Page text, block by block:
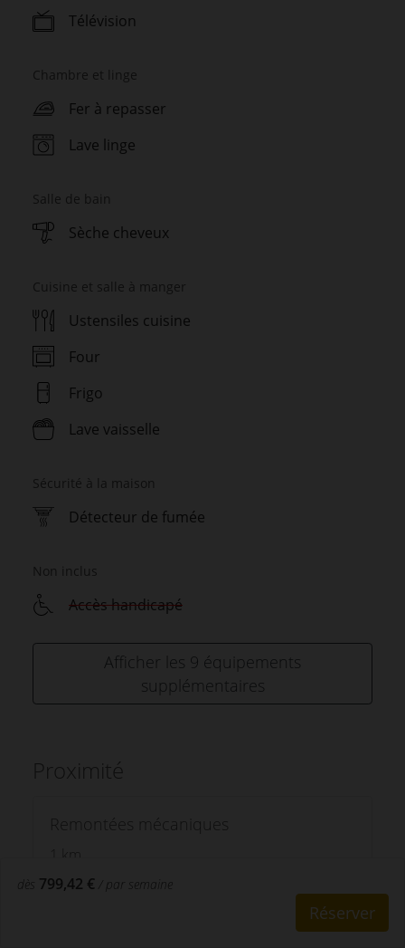
Télévision
Chambre et linge
Fer à repasser
Lave linge
Salle de bain
Sèche cheveux
Cuisine et salle à manger
Ustensiles cuisine
Four
Frigo
Lave vaisselle
Sécurité à la maison
Détecteur de fumée
Non inclus
Accès handicapé
Afficher les 9 équipements
supplémentaires
Proximité
Remontées mécaniques
dès 799,42 € / par semaine
Réserver